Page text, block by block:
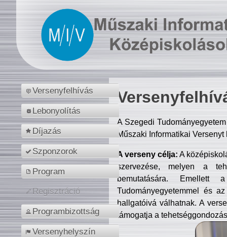
Versenyfelhívás
Lebonyolítás
Díjazás
Szponzorok
Program
Regisztráció
Programbizottság
Versenyhelyszín
A Szegedi
Műszaki Informatikai
A verseny célja: A
szervezése, melyen a
bemutatására. Emellett
Tudományegyetemmel és
hallgatóivá válhatnak. A
támogatja a